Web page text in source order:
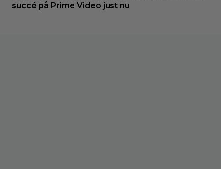
succé på Prime Video just nu